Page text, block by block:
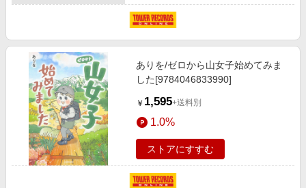
ありを/ゼロから山女子始めてみま
した[9784046833990]
￥ 1,595+送料別
1.0%
ストアにすすむ